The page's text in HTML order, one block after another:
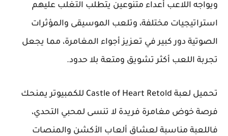
ويواجه اللاعب أعداء متنوعين يتطلب التغلب عليهم
استراتيجيات مختلفة، وتلعب الموسيقى والمؤثرات
الصوتية دور كبير في تعزيز أجواء المغامرة، مما يجعل
تجربة اللعب أكثر تشويق ومتعة بلا حدود.
تحميل لعبة Castle of Heart Retold للكمبيوتر يمنحك
فرصة خوض مغامرة فريدة لا تنسى لمحبي التحدي،
فاللعبة مناسبة لعشاق ألعاب الأكشن والمنصات